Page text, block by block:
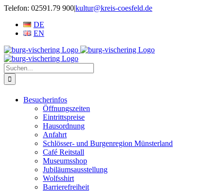
Zum
springen
Telefon: 02591.79 900|kultur@kreis-coesfeld.de
DE
EN
Suche
nach:
Besucherinfos
Öffnungszeiten
Eintrittspreise
Hausordnung
Anfahrt
Schlösser- und Burgenregion Münsterland
Café Reitstall
Museumsshop
Jubiläumsausstellung
Wolfsshirt
Barrierefreiheit